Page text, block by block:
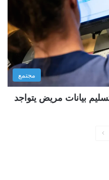
مجتمع
بيانات مريض يتواجد